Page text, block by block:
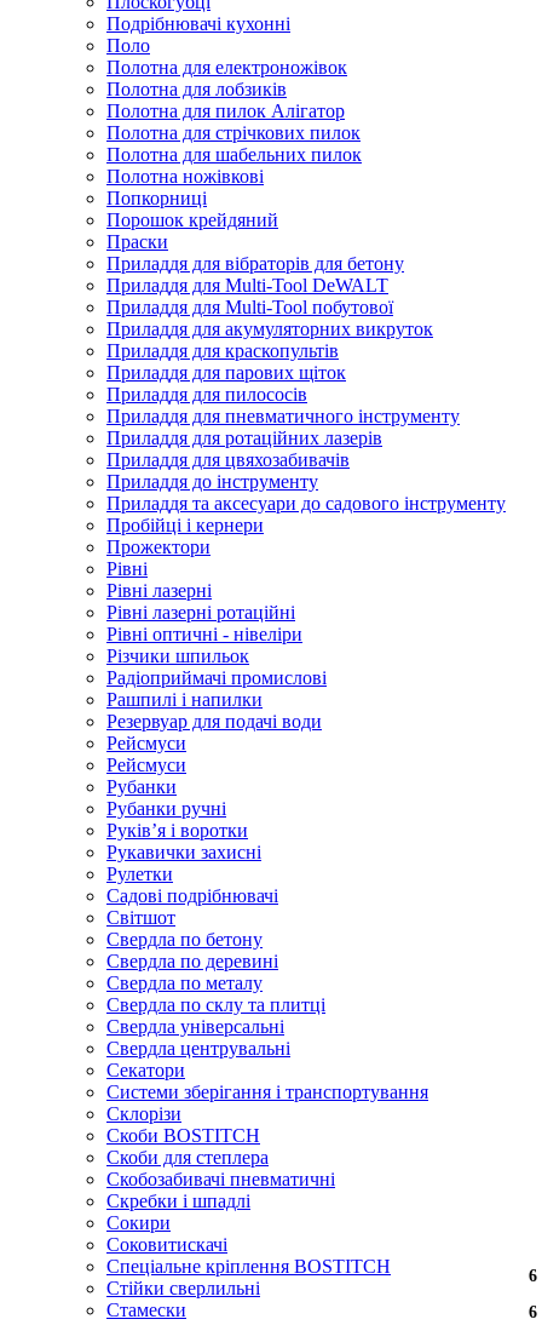
Подрібнювачі кухонні
Поло
Полотна для електроножівок
Полотна для лобзиків
Полотна для пилок Алігатор
Полотна для стрічкових пилок
Полотна для шабельних пилок
Полотна ножівкові
Попкорниці
Порошок крейдяний
Праски
Приладдя для вібраторів для бетону
Приладдя для Multi-Tool DeWALT
Приладдя для Multi-Tool побутової
Приладдя для акумуляторних викруток
Приладдя для краскопультів
Приладдя для парових щіток
Приладдя для пилососів
Приладдя для пневматичного інструменту
Приладдя для ротаційних лазерів
Приладдя для цвяхозабивачів
Приладдя до інструменту
Приладдя та аксесуари до садового інструменту
Пробійці і кернери
Прожектори
Рівні
Рівні лазерні
Рівні лазерні ротаційні
Рівні оптичні - нівеліри
Різчики шпильок
Радіоприймачі промислові
Рашпилі і напилки
Резервуар для подачі води
Рейсмуси
Рейсмуси
Рубанки
Рубанки ручні
Руківʼя і воротки
Рукавички захисні
Рулетки
Садові подрібнювачі
Світшот
Свердла по бетону
Свердла по деревині
Свердла по металу
Свердла по склу та плитці
Свердла універсальні
Свердла центрувальні
Секатори
Системи зберігання і транспортування
Склорізи
Скоби BOSTITCH
Скоби для степлера
Скобозабивачі пневматичні
Скребки і шпадлі
Сокири
Соковитискачі
Спеціальне кріплення BOSTITCH
Стійки сверлильні
Стамески
6
6